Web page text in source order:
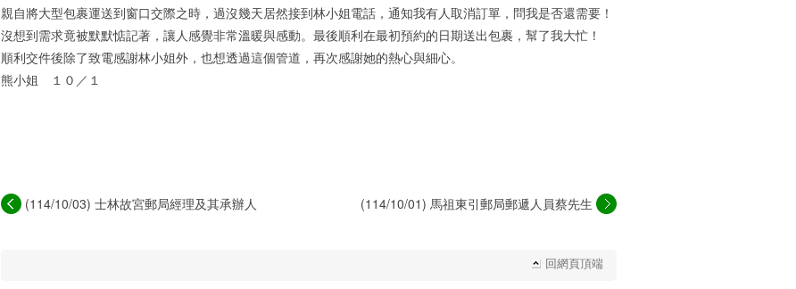
親自將大型包裹運送到窗口交際之時，過沒幾天居然接到林小姐電話，通知我有人取消訂單，問我是否還需要！
沒想到需求竟被默默惦記著，讓人感覺非常溫暖與感動。最後順利在最初預約的日期送出包裹，幫了我大忙！
順利交件後除了致電感謝林小姐外，也想透過這個管道，再次感謝她的熱心與細心。
熊小姐 １０／１
(114/10/03) 士林故宮郵局經理及其承辦人
(114/10/01) 馬祖東引郵局郵遞人員蔡先生
回網頁頂端